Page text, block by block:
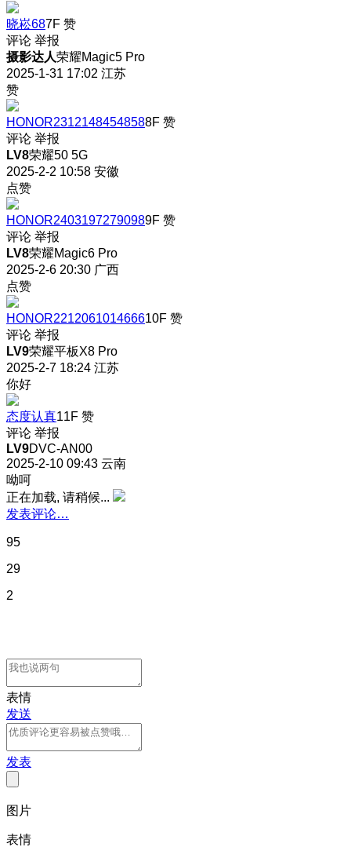
晓崧687F 赞
评论 举报
摄影达人荣耀Magic5 Pro
2025-1-31 17:02 江苏
赞
HONOR23121484548588F 赞
评论 举报
LV8荣耀50 5G
2025-2-2 10:58 安徽
点赞
HONOR24031972790989F 赞
评论 举报
LV8荣耀Magic6 Pro
2025-2-6 20:30 广西
点赞
HONOR221206101466610F 赞
评论 举报
LV9荣耀平板X8 Pro
2025-2-7 18:24 江苏
你好
态度认真11F 赞
评论 举报
LV9DVC-AN00
2025-2-10 09:43 云南
呦呵
正在加载, 请稍候...
发表评论…
95
29
2
表情
发送
发表
图片
表情